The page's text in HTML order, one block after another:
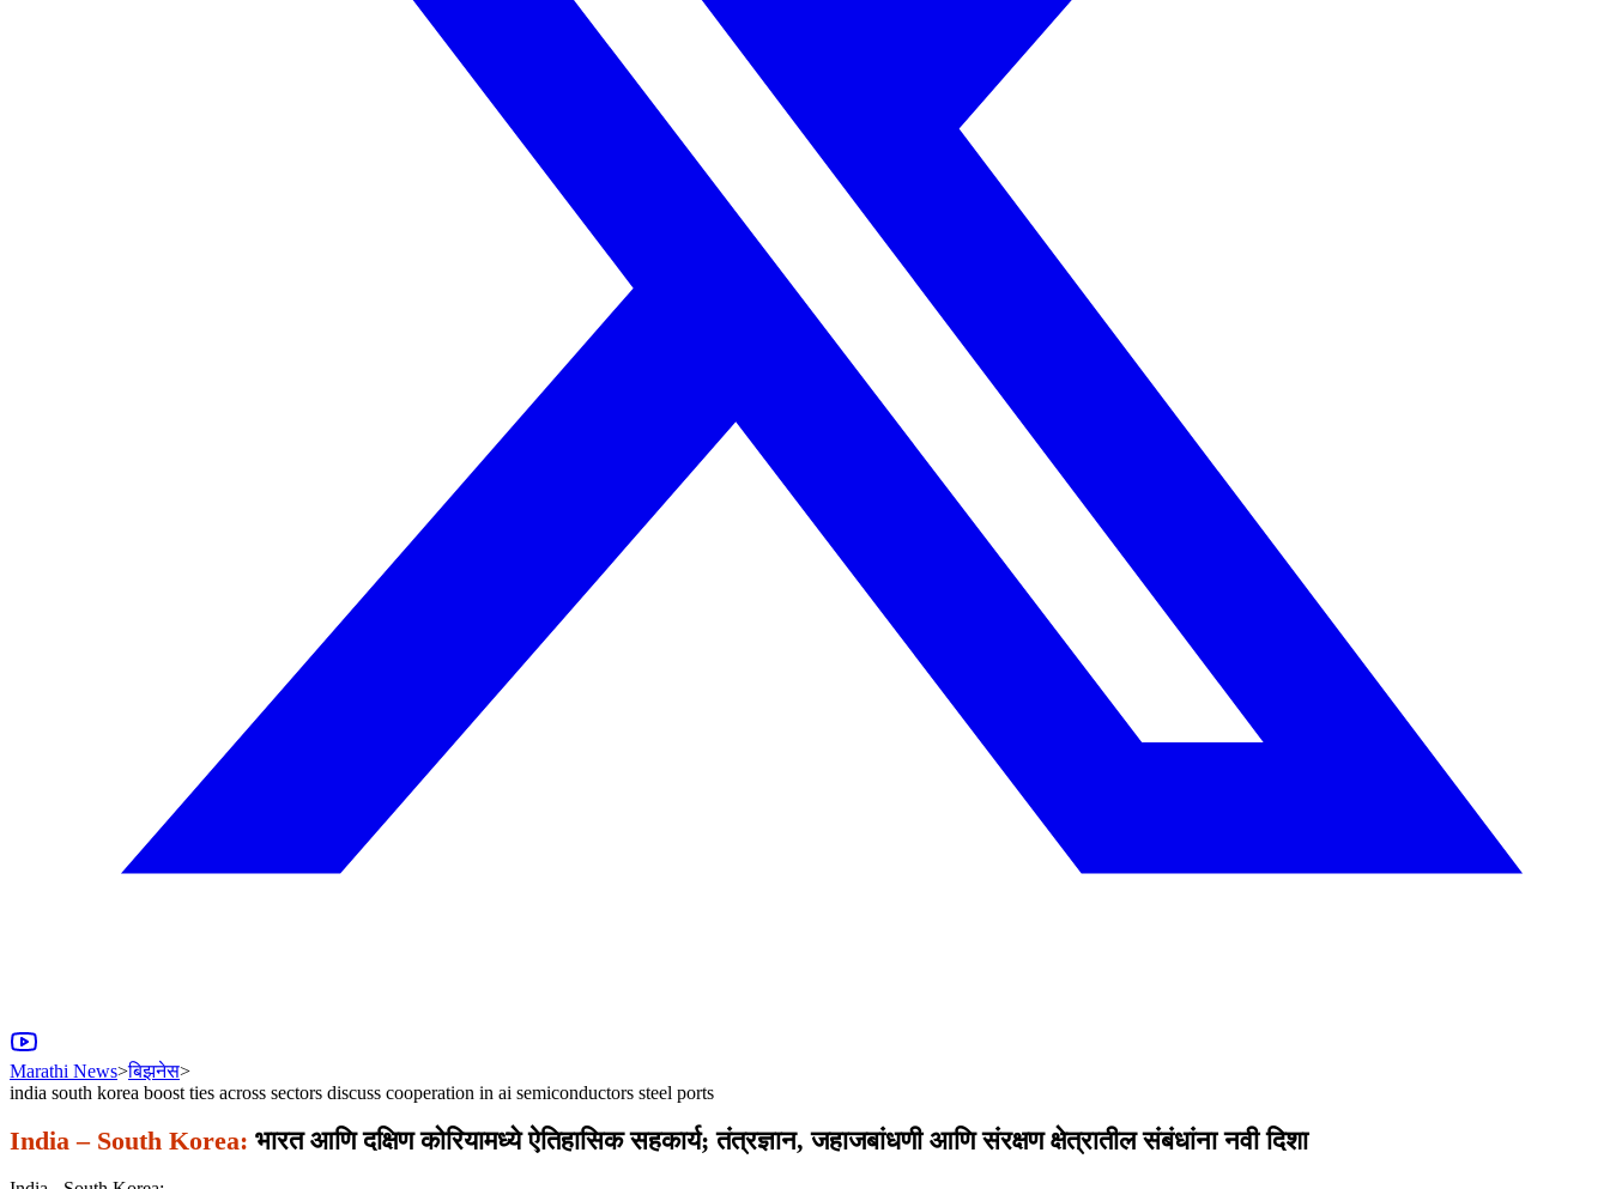
Marathi News>बिझनेस>
india south korea boost ties across sectors discuss cooperation in ai semiconductors steel ports
India – South Korea: भारत आणि दक्षिण कोरियामध्ये ऐतिहासिक सहकार्य; तंत्रज्ञान, जहाजबांधणी आणि संरक्षण क्षेत्रातील संबंधांना नवी दिशा